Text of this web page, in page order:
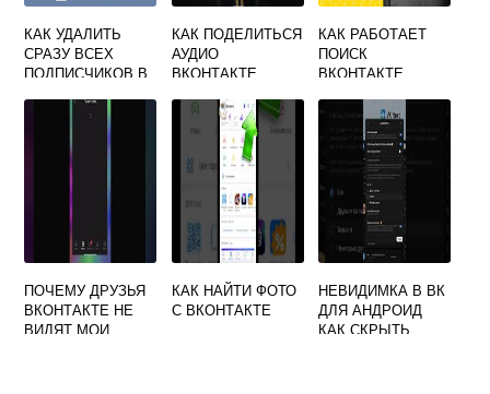
КАК УДАЛИТЬ
СРАЗУ ВСЕХ
ПОДПИСЧИКОВ В
ВКОНТАКТЕ
КАК ПОДЕЛИТЬСЯ
АУДИО
ВКОНТАКТЕ
КАК РАБОТАЕТ
ПОИСК
ВКОНТАКТЕ
ПОЧЕМУ ДРУЗЬЯ
ВКОНТАКТЕ НЕ
ВИДЯТ МОИ
КАК НАЙТИ ФОТО
С ВКОНТАКТЕ
НЕВИДИМКА В ВК
ДЛЯ АНДРОИД
КАК СКРЫТЬ